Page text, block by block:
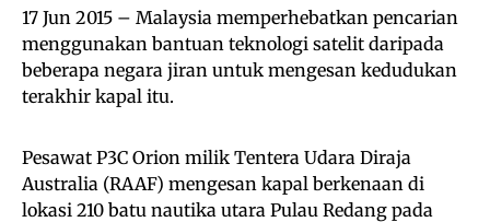
17 Jun 2015 – Malaysia memperhebatkan pencarian
menggunakan bantuan teknologi satelit daripada
beberapa negara jiran untuk mengesan kedudukan
terakhir kapal itu.
Pesawat P3C Orion milik Tentera Udara Diraja
Australia (RAAF) mengesan kapal berkenaan di
lokasi 210 batu nautika utara Pulau Redang pada